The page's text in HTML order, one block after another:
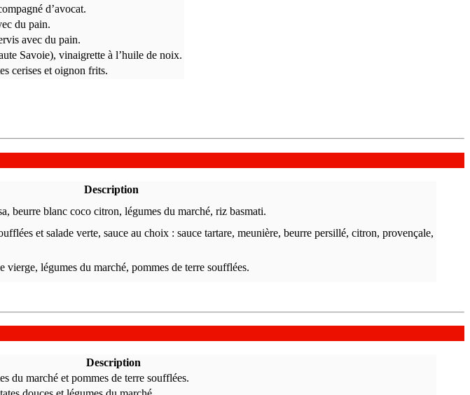
d’avocat.
du pain.
avec du pain.
Savoie), vinaigrette à l’huile de noix.
cerises et oignon frits.
Description
beurre blanc coco citron, légumes du marché, riz basmati.
et salade verte, sauce au choix : sauce tartare, meunière, beurre persillé, citron, provençale,
légumes du marché, pommes de terre soufflées.
Description
du marché et pommes de terre soufflées.